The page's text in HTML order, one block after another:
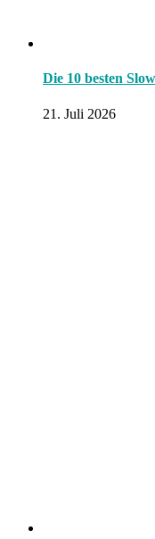
Die 10 besten
21. Juli 2026